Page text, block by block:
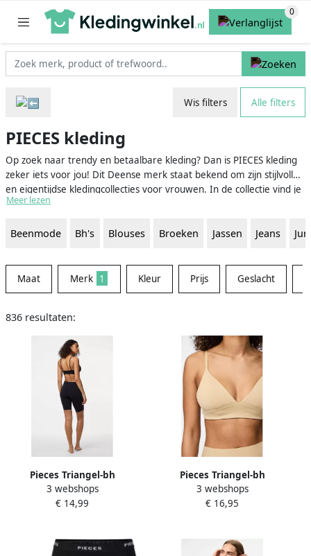
Wis filters Alle filters
PIECES kleding
Op zoek naar trendy en betaalbare kleding? Dan is PIECES kleding
zeker iets voor jou! Dit Deense merk staat bekend om zijn stijlvolle
en eigentijdse kledingcollecties voor vrouwen. In de collectie vind je
een breed assortiment aan kleding, accessoires en schoenen, zodat
heeft voor iedere gelegenheid de perfecte look: of je nu een chique
een comfy loungewear set voor thuis, PIECES heeft het allemaal.
Meer lezen
Beenmode Bh's Blouses Broeken Jassen Jeans
Maat Merk 1 Kleur Prijs Geslacht
836 resultaten:
Pieces Triangel-bh
PCNAMEE TRIANGLE BRA
NOOS
3 webshops
€ 14,99
Pieces Triangel-bh
PCNAMEE TRIANGLE BRA
NOOS
3 webshops
€ 16,95